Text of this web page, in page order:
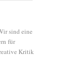
sind eine
für
Kritik